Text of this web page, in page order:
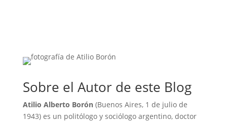
Sobre el Autor de este Blog
Atilio Alberto Borón(Buenos Aires, 1 de julio de
1943) es un politólogo y sociólogo argentino, doctor